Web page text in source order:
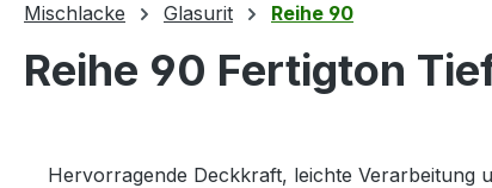
Mischlacke Glasurit Reihe 90
Reihe 90 Fertigton
Hervorragende Deckkraft, leichte Verarbeitung